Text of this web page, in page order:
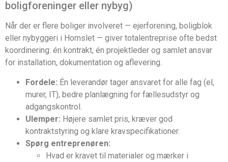
boligforeninger eller nybyg)
Når der er flere boliger involveret — ejerforening, boligblok
eller nybyggeri i Hornslet — giver totalentreprise ofte bedst
koordinering: én kontrakt, én projektleder og samlet ansvar
for installation, dokumentation og aflevering.
Fordele: Én leverandør tager ansvaret for alle fag (el,
murer, IT), bedre planlægning for fællesudstyr og
adgangskontrol.
Ulemper: Højere samlet pris, kræver god
kontraktstyring og klare kravspecifikationer.
Spørg entreprenøren:
Hvad er kravet til materialer og mærker i